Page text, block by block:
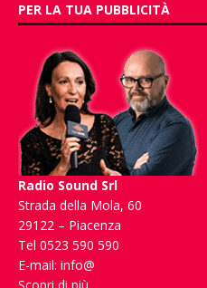
PER LA TUA PUBBLICITÀ
Radio Sound Srl
Strada della Mola, 60
29122 – Piacenza
Tel 0523 590 590
E-mail: info@